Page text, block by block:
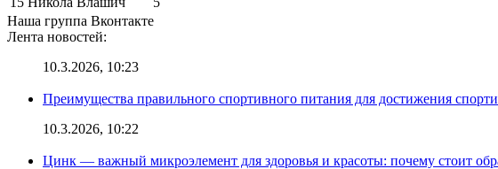
Наша группа Вконтакте
Лента новостей:
10.3.2026, 10:23
Преимущества правильного спортивного питания для достижения
10.3.2026, 10:22
Цинк — важный микроэлемент для здоровья и красоты: почему стоит